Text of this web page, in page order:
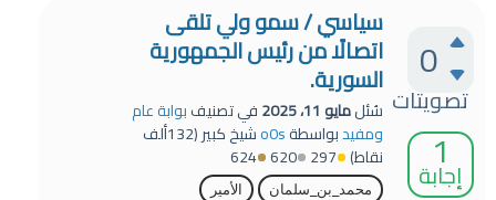
0
تصويتات
1
إجابة
سياسي / سمو ولي تلقى
اتصالًا من رئيس الجمهورية
السورية.
سُئلمايو 11، 2025 في تصنيفبوابة عام
ومفيدبواسطةo0sشيخ كبير(132ألف
نقاط) 297
620
624
محمد_بن_سلمان
الأمير